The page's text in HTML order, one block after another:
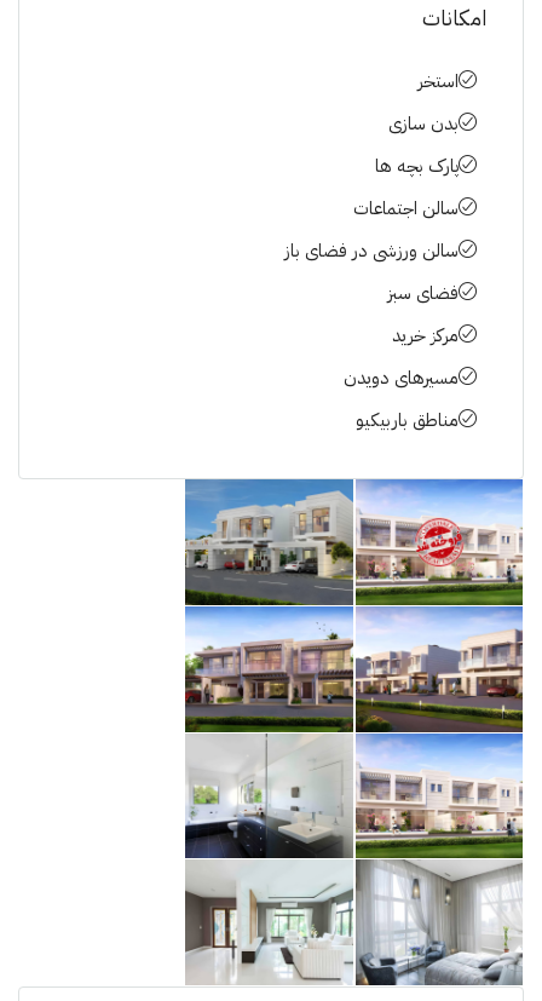
امکانات
استخر
بدن سازی
پارک بچه ها
سالن اجتماعات
سالن ورزشی در فضای باز
فضای سبز
مرکز خرید
مسیرهای دویدن
مناطق باربیکیو